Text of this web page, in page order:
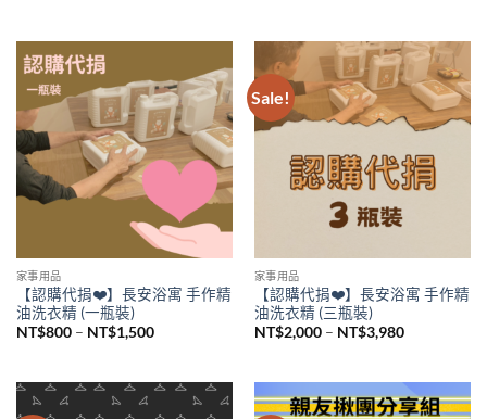
家事用品
【認購代捐❤️】長安浴寓 手作精
油洗衣精 (一瓶裝)
NT$800 – NT$1,500Price
NT$1,500
Sale!
家事用品
【認購代捐❤️】長安浴寓 手作精
油洗衣精 (三瓶裝)
NT$2,000 – NT$3,980Price
NT$3,980